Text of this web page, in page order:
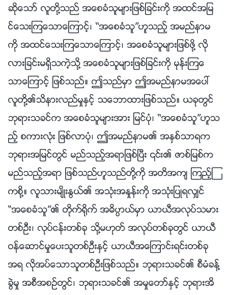
ဆိုေသာ္ လူတို႔သည္ အေစခံသူမ်ားျဖစ္ျခင္းကို အထင္အျမ
င္ေသးၾကေသာေၾကာင့္၊ “အေစခံသူ”ဟူသည့္ အမည္နာမ
ကို အထင္ေသးၾကေသာေၾကာင့္၊ အေစခံသူမ်ားျဖစ္ဖို႔ လို
လားျခင္းမရွိသကဲ့သို႔ အေစခံသူမ်ားျဖစ္ျခင္းကို မုန္းၾကေ
သာေၾကာင့္ ျဖစ္သည္။ ဤသည္မွာ ဤအမည္နာမအေပၚ
လူတို႔၏သိနားလည္မႈႏွင့္ သေဘာထားျဖစ္သည္။ ယခုတြင္
ဘုရားသခင္က အေစခံသူမ်ားအား ျမင္ပုံ၊ “အေစခံသူ”ဟူသ
ည့္ စကားလုံး ျဖစ္လာပုံ၊ ဤအမည္နာမ၏ အႏွစ္သာရက
ဘုရားအျမင္တြင္ မည္သည့္အရာျဖစ္ၿပီး ၎၏ ဇာစ္ျမစ္က
မည္သည့္အရာ ျဖစ္သည္ဟူသည္တို႔ကို အတိအက် ၾကည့္ၾ
ကစို႔။ လူသားမ်ိဳးႏြယ္၏ အသုံးအႏႈန္းကို အသုံးျပဳရလွ်င္
“အေစခံသူ”၏ တိုက္႐ိုက္ အဓိပၸာယ္မွာ ယာယီအလုပ္သမား
တစ္ဦး၊ လုပ္ငန္းတစ္ခု သို႔မဟုတ္ အလုပ္တစ္ခုတြင္ ယာယီ
ဝန္ေဆာင္မႈေပးသူတစ္ဦးႏွင့္ ယာယီအေၾကာင္းရင္းတစ္ခု
အရ လိုအပ္ေသာသူတစ္ဦးျဖစ္သည္။ ဘုရားသခင္၏ စီမံခန႔္
ခြဲမႈ အစီအစဥ္တြင္၊ ဘုရားသခင္၏ အမႈေတာ္ႏွင့္ ဘုရားအိ